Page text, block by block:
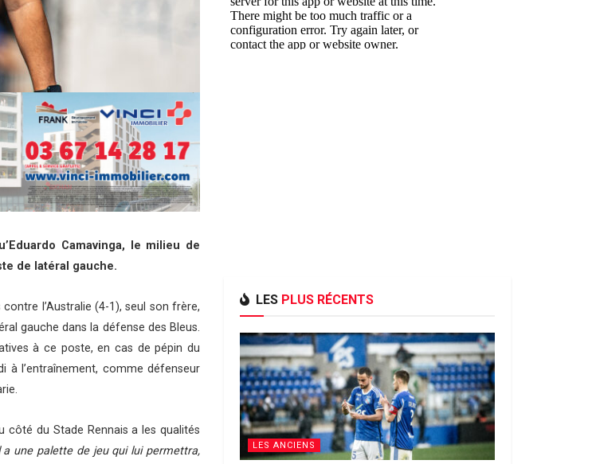
Camavinga, le milieu de
de latéral gauche.
l’Australie (4-1), seul son frère,
gauche dans la défense des Bleus.
à ce poste, en cas de pépin du
à l’entraînement, comme défenseur
côté du Stade Rennais a les qualités
a une palette de jeu qui lui permettra,
LES PLUS RÉCENTS
LES ANCIENS